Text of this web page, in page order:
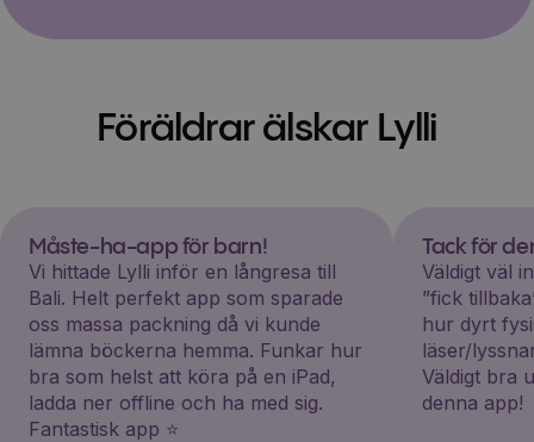
Föräldrar älskar Lylli
Måste-ha-app för barn!
Vi hittade Lylli inför en långresa till
Bali. Helt perfekt app som sparade
oss massa packning då vi kunde
lämna böckerna hemma. Funkar hur
bra som helst att köra på en iPad,
ladda ner offline och ha med sig.
Fantastisk app ⭐️
Tack för
Väldigt väl
”fick
hur dyrt
läser/
Väldigt bra
denna app!